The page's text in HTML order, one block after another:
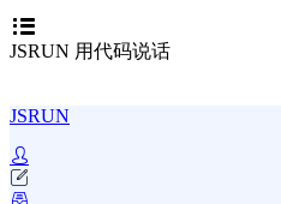
JSRUN 用代码说话
JSRUN